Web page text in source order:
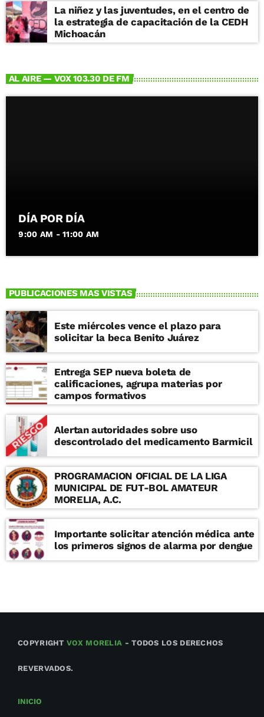
La niñez y las juventudes, en el centro de
la estrategia de capacitación de la CEDH
Michoacán
AL AIRE — VOX 103.30 DE FM
DÍA POR DÍA
9:00 AM - 11:00 AM
PUBLICACIONES MAS VISTAS
Este miércoles vence el plazo para
solicitar la beca Benito Juárez
Entrega SEP nueva boleta de
calificaciones, agrupa materias por
campos formativos
Alertan autoridades sobre uso
descontrolado del medicamento Barmicil
PROGRAMACION OFICIAL DE LA LIGA
MUNICIPAL DE FUT-BOL AMATEUR
MORELIA, A.C.
Importante solicitar atención médica ante
los primeros signos de alarma por dengue
COPYRIGHTVOX MORELIA - TODOS LOS DERECHOS
REVERVADOS.
INICIO